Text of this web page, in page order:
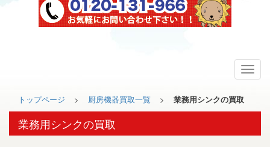
トップページ > 厨房機器買取一覧 > 業務用シンクの買取
業務用シンクの買取